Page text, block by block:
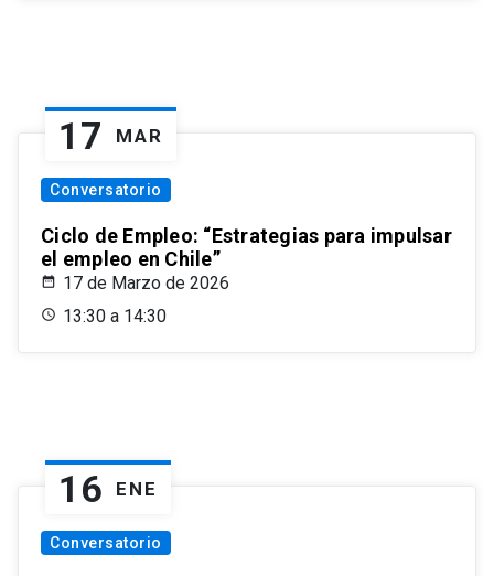
17 MAR
Conversatorio
Ciclo de Empleo: “Estrategias para impulsar
el empleo en Chile”
17 de Marzo de 2026
13:30 a 14:30
16 ENE
Conversatorio